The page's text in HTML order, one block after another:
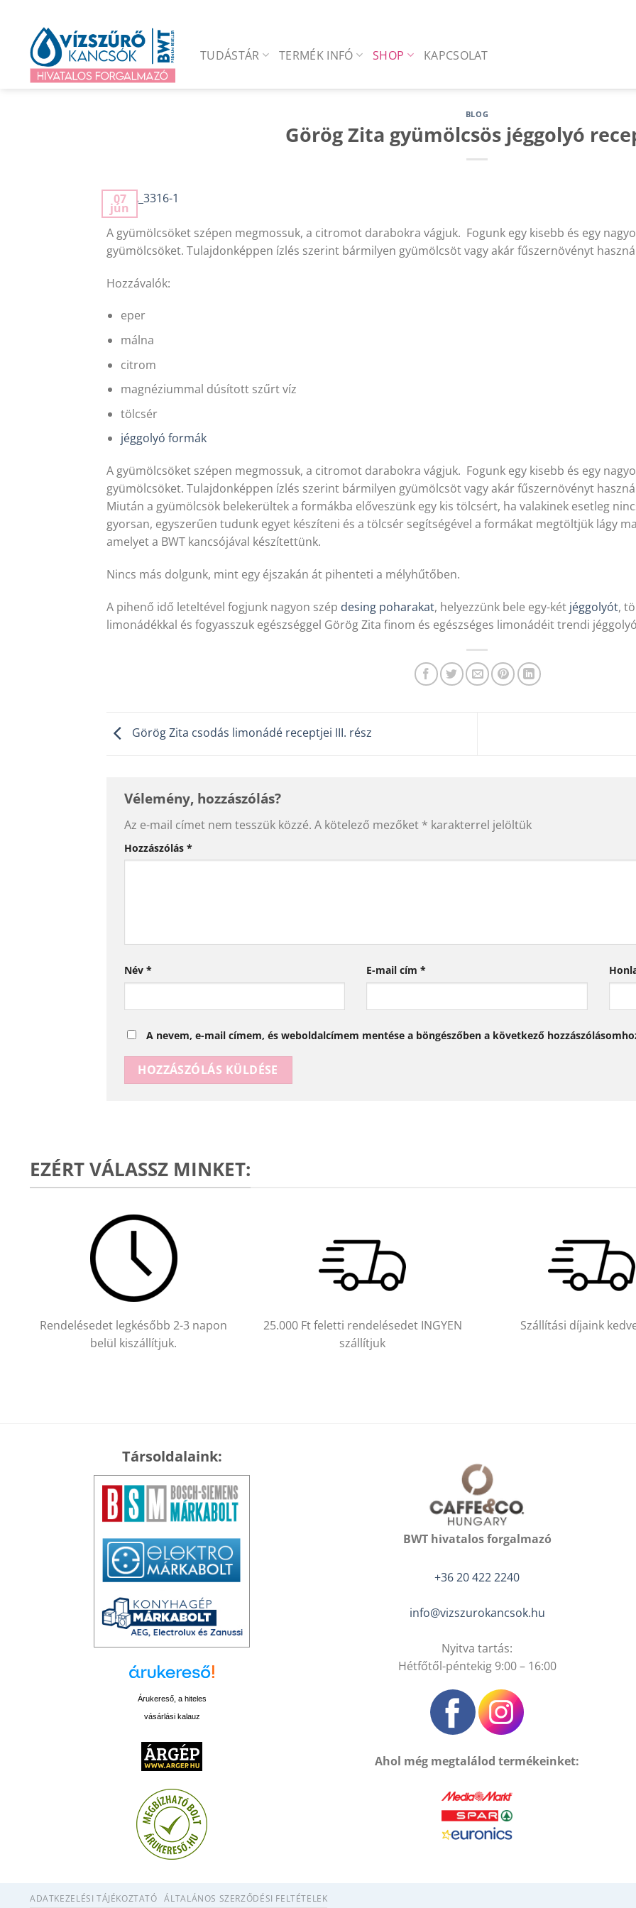
content
TUDÁSTÁR TERMÉK INFÓ SHOP KAPCSOLAT
BLOG
Görög Zita gyümölcsös jéggolyó
07
jún
A gyümölcsöket szépen megmossuk, a citromot darabokra vágjuk. Fogunk egy kisebb és egy
gyümölcsöket. Tulajdonképpen ízlés szerint bármilyen gyümölcsöt vagy akár fűszernövényt
Hozzávalók:
eper
málna
citrom
magnéziummal dúsított szűrt víz
tölcsér
jéggolyó formák
A gyümölcsöket szépen megmossuk, a citromot darabokra vágjuk. Fogunk egy kisebb és egy
gyümölcsöket. Tulajdonképpen ízlés szerint bármilyen gyümölcsöt vagy akár fűszernövényt
Miután a gyümölcsök belekerültek a formákba előveszünk egy kis tölcsért, ha valakinek esetleg
gyorsan, egyszerűen tudunk egyet készíteni és a tölcsér segítségével a formákat megtöltjük lágy
amelyet a BWT kancsójával készítettünk.
Nincs más dolgunk, mint egy éjszakán át pihenteti a mélyhűtőben.
A pihenő idő leteltével fogjunk nagyon szép desing poharakat, helyezzünk bele egy-két jéggolyót,
limonádékkal és fogyasszuk egészséggel Görög Zita finom és egészséges limonádéit trendi
Görög Zita csodás limonádé receptjei III. rész
Vélemény, hozzászólás?
Az e-mail címet nem tesszük közzé. A kötelező mezőket * karakterrel jelöltük
Hozzászólás *
Név * E-mail cím*
A nevem, e-mail címem, és weboldalcímem mentése a böngészőben a következő
Alternative:
EZÉRT VÁLASSZ MINKET:
Rendelésedet legkésőbb 2-3 napon
belül kiszállítjuk.
25.000 Ft feletti rendelésedet INGYEN
szállítjuk
Szállítási díjaink
Társoldalaink:
Árukereső, a hiteles
vásárlási kalauz
BWT hivatalos forgalmazó
+36 20 422 2240
info@vizszurokancsok.hu
Nyitva tartás:
Hétfőtől-péntekig 9:00 – 16:00
Ahol még megtalálod termékeinket:
ADATKEZELÉSI TÁJÉKOZTATÓ ÁLTALÁNOS SZERZŐDÉSI FELTÉTELEK